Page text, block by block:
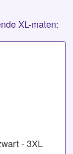
XL-maten:
- 3XL